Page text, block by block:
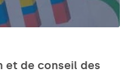
et de conseil des